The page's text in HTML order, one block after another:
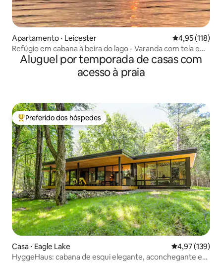
Apartamento ⋅ Leicester 4,95 de uma
4,95 (118)
Refúgio em cabana à beira do lago - Varanda com tela e
vistas para as montanhas
Aluguel por temporada de casas com
acesso à praia
Entre os melhores preferidos dos hóspedes
Preferido dos hóspedes
Casa ⋅ Eagle Lake 4,97 de uma
4,97 (139)
HyggeHaus: cabana de esqui elegante, aconchegante e